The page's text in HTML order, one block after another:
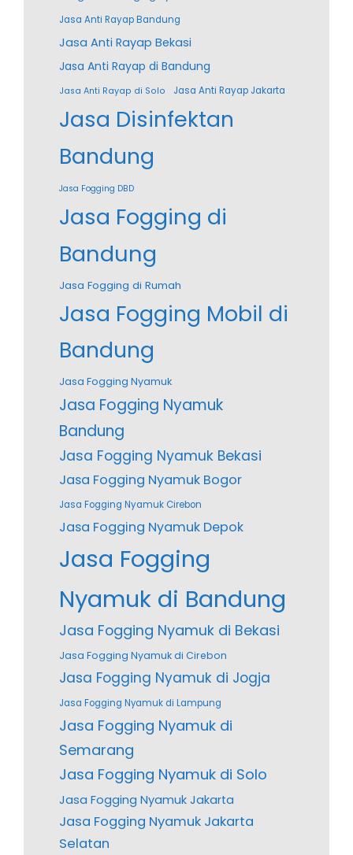
Jasa Anti Rayap Bandung
Jasa Anti Rayap Bekasi
Jasa Anti Rayap di Bandung
Jasa Anti Rayap di Solo Jasa Anti Rayap Jakarta
Jasa Disinfektan
Bandung
Jasa Fogging DBD
Jasa Fogging di
Bandung
Jasa Fogging di Rumah
Jasa Fogging Mobil di
Bandung
Jasa Fogging Nyamuk
Jasa Fogging Nyamuk
Bandung
Jasa Fogging Nyamuk Bekasi
Jasa Fogging Nyamuk Bogor
Jasa Fogging Nyamuk Cirebon
Jasa Fogging Nyamuk Depok
Jasa Fogging
Nyamuk di Bandung
Jasa Fogging Nyamuk di Bekasi
Jasa Fogging Nyamuk di Cirebon
Jasa Fogging Nyamuk di Jogja
Jasa Fogging Nyamuk di Lampung
Jasa Fogging Nyamuk di
Semarang
Jasa Fogging Nyamuk di Solo
Jasa Fogging Nyamuk Jakarta
Jasa Fogging Nyamuk Jakarta
Selatan